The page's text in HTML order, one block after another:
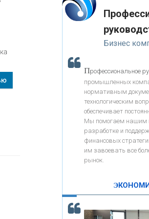
«ЗАПСИБКОМБАНК»
«РОСЕВРОБАНК»
«ПРЕСС-СЛУЖБА
«АВТОГРАДБАНК»
ОНАС
КОНТАКТЫ
корость - один из
кредитовании
-- Лучшее, что можно сделать
пропустить его мимо ушей.
полезен никому, кроме
-- Люблю давать советы и
дают
Бизнес
Профессиональное
промышленных
нормативным
технологическим
обеспечивает
Мы помогаем нашим
разработке и
финансовых
им завоевать все
рынок.